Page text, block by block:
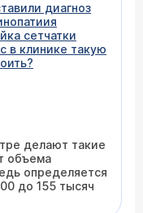
диагноз
сетчатки
в клинике такую
делают такие
объема
определяется
до 155 тысяч